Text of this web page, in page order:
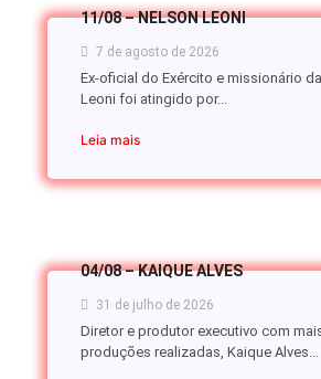
11/08 – NELSON LEONI
7 de agosto de 2026
Ex-oficial do Exército e missionário
Leoni foi atingido por...
Leia mais
04/08 – KAIQUE ALVES
31 de julho de 2026
Diretor e produtor executivo com
produções realizadas, Kaique Alves...